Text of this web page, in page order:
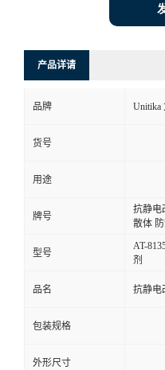
产品详请
品牌 Unitika
货号
用途
牌号
抗静电
散体
型号
AT-
剂
品名 抗静电
包装规格
外形尺寸